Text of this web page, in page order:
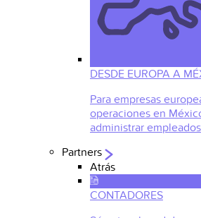
DESDE EUROPA A
Para empresas
operaciones en
administrar empleados
Partners
Atrás
CONTADORES